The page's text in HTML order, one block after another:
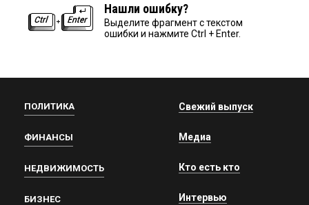
Нашли ошибку?
Выделите фрагмент с текстом
ошибки и нажмите Ctrl + Enter.
ПОЛИТИКА
ФИНАНСЫ
НЕДВИЖИМОСТЬ
БИЗНЕС
Свежий выпуск
Медиа
Кто есть кто
Интервью